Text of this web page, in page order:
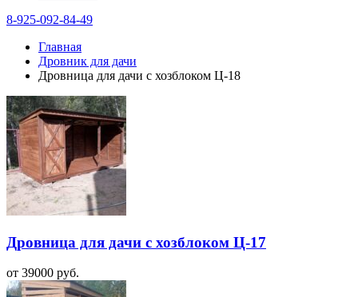
8-925-092-84-49
Главная
Дровник для дачи
Дровница для дачи с хозблоком Ц-18
Дровница для дачи с хозблоком Ц-17
от 39000 руб.